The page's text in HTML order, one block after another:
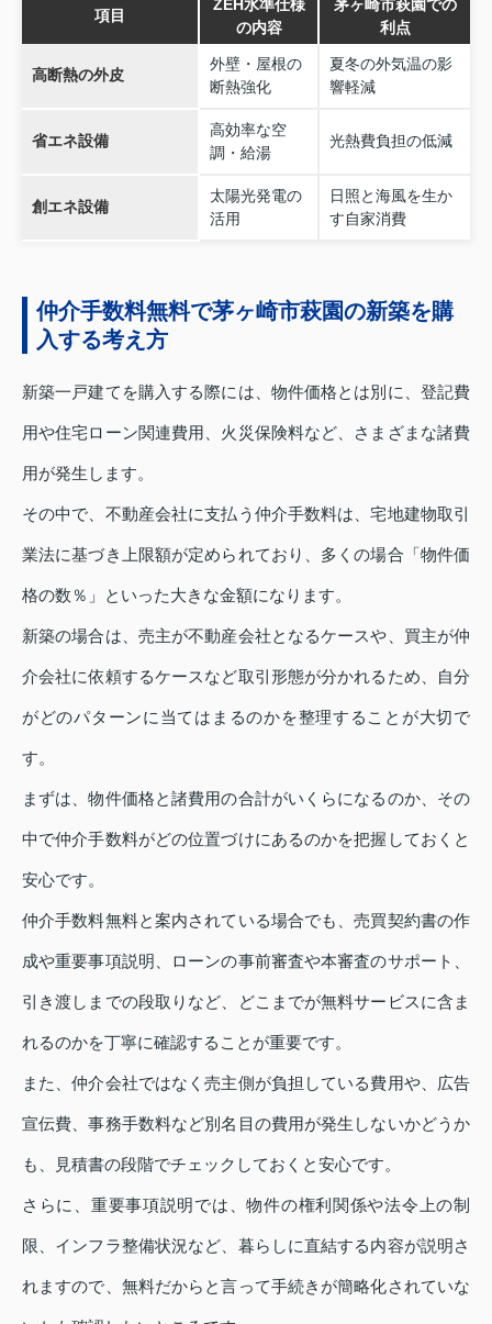
項目
ZEH水準仕様
の内容
茅ヶ崎市萩園での
利点
高断熱の外皮
外壁・屋根の
断熱強化
夏冬の外気温の影
響軽減
省エネ設備
高効率な空
調・給湯
光熱費負担の低減
創エネ設備
太陽光発電の
活用
日照と海風を生か
す自家消費
仲介手数料無料で茅ヶ崎市萩園の新築を購
入する考え方
新築一戸建てを購入する際には、物件価格とは別に、登記費
用や住宅ローン関連費用、火災保険料など、さまざまな諸費
用が発生します。
その中で、不動産会社に支払う仲介手数料は、宅地建物取引
業法に基づき上限額が定められており、多くの場合「物件価
格の数％」といった大きな金額になります。
新築の場合は、売主が不動産会社となるケースや、買主が仲
介会社に依頼するケースなど取引形態が分かれるため、自分
がどのパターンに当てはまるのかを整理することが大切で
す。
まずは、物件価格と諸費用の合計がいくらになるのか、その
中で仲介手数料がどの位置づけにあるのかを把握しておくと
安心です。
仲介手数料無料と案内されている場合でも、売買契約書の作
成や重要事項説明、ローンの事前審査や本審査のサポート、
引き渡しまでの段取りなど、どこまでが無料サービスに含ま
れるのかを丁寧に確認することが重要です。
また、仲介会社ではなく売主側が負担している費用や、広告
宣伝費、事務手数料など別名目の費用が発生しないかどうか
も、見積書の段階でチェックしておくと安心です。
さらに、重要事項説明では、物件の権利関係や法令上の制
限、インフラ整備状況など、暮らしに直結する内容が説明さ
れますので、無料だからと言って手続きが簡略化されていな